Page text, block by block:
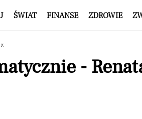
ŚWIAT FINANSE ZDROWIE
-